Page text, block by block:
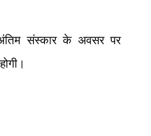
संस्कार के अवसर पर